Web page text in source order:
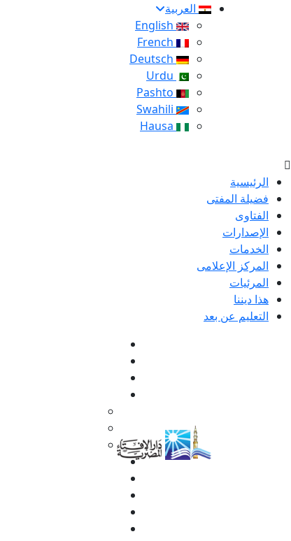
العربية
الرئيسية
فضيلة المفتى
الفتاوى
الإصدارات
الخدمات
المركز الإعلامى
المرئيات
هذا ديننا
التعليم عن بعد